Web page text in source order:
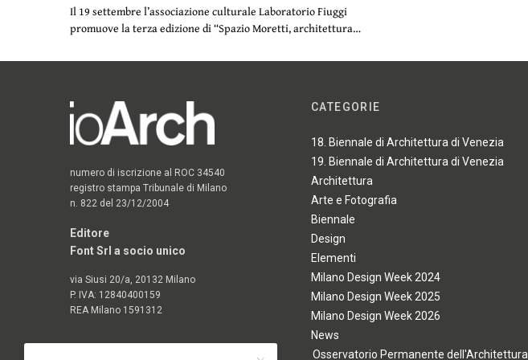
Il 19 settembre l’associazione culturale Laboratorio Fiuggi
promuove la terza edizione di “Spazio Moretti, architettura…
numero di iscrizione al ROC 34540
registro stampa Tribunale di Milano
n. 822 del 23/12/2004
Editore
Font Srl a socio unico
via Siusi 20/a, 20132 Milano
P. IVA: 12840400159
REA Milano 1591312
CATEGORIE
18. Biennale di Architettura di Venezia
19. Biennale di Architettura di Venezia
Architettura
Arte e Fotografia
Biennale
Design
Elementi
Milano Design Week 2024
Milano Design Week 2025
Milano Design Week 2026
News
Osservatorio Permanente dell'Architettura